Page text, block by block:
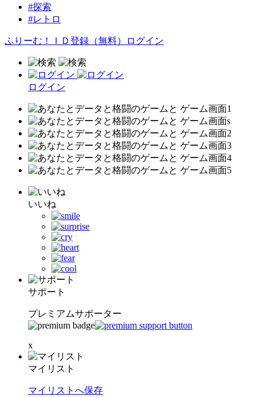
#探索
#レトロ
ふりーむ！ＩＤ登録（無料） ログイン
ログイン
いいね
サポート
プレミアムサポーター
x
マイリスト
マイリストへ保存